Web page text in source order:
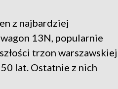
z najbardziej
13N, popularnie
trzon warszawskiej
lat. Ostatnie z nich